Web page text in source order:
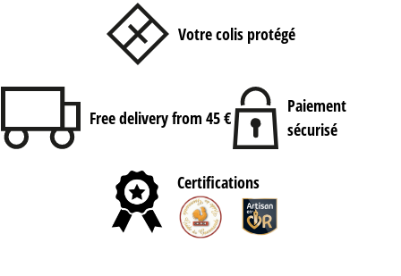
Votre colis protégé
Free delivery from 45 €
Paiement
sécurisé
Certifications